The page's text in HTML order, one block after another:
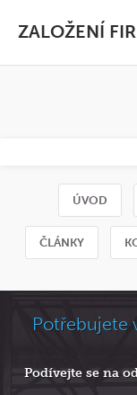
ZALOŽENÍ
ÚVOD
ČLÁNKY
Potřebujete
Podívejte se na